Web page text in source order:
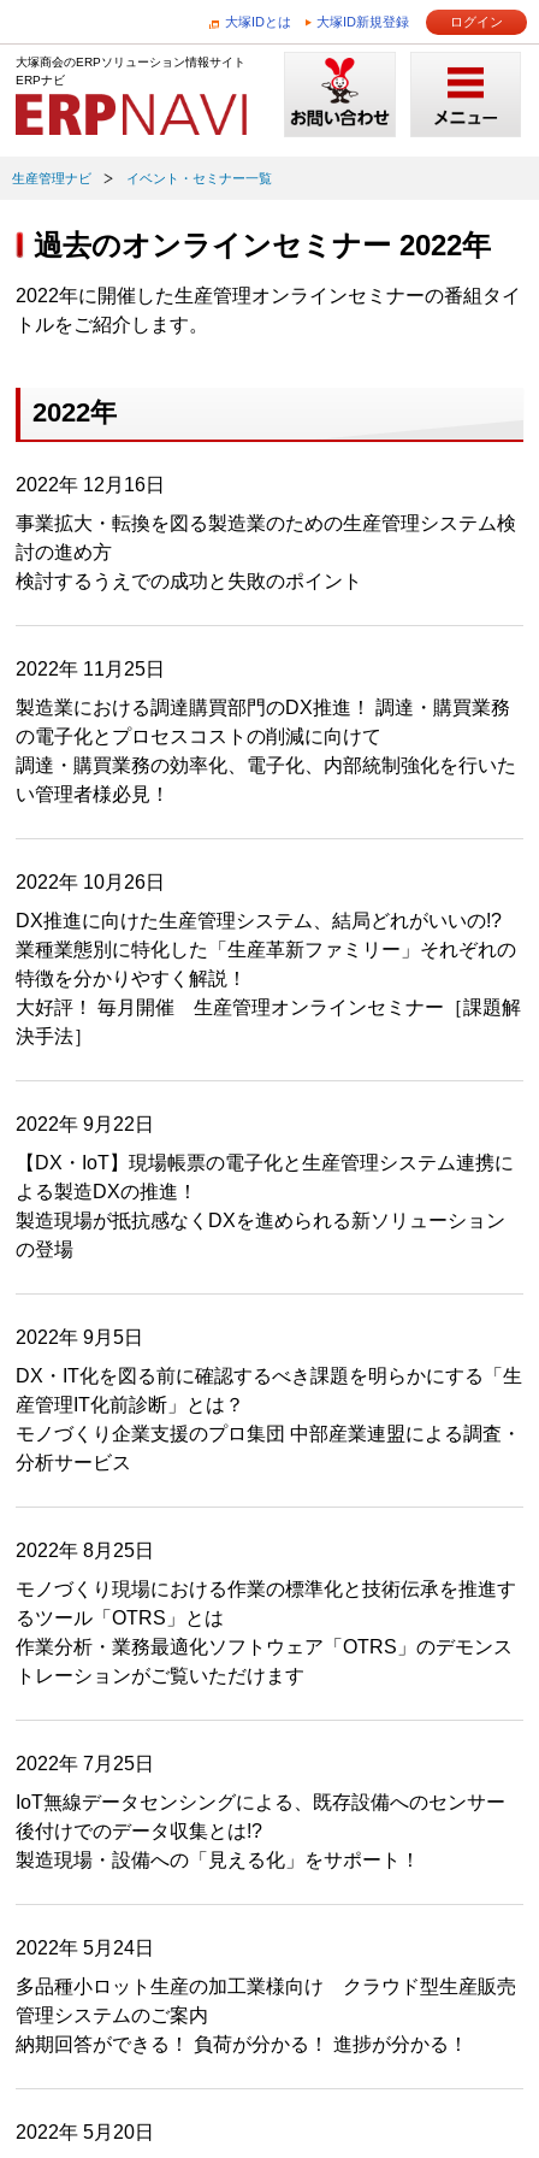
大塚IDとは 大塚ID新規登録 ログイン
大塚商会のERPソリューション情報サイト
ERPナビ
生産管理ナビ イベント・セミナー一覧
過去のオンラインセミナー 2022年
2022年に開催した生産管理オンラインセミナーの番組タイ
トルをご紹介します。
2022年
2022年 12月16日
事業拡大・転換を図る製造業のための生産管理システム検
討の進め方
検討するうえでの成功と失敗のポイント
2022年 11月25日
製造業における調達購買部門のDX推進！ 調達・購買業務
の電子化とプロセスコストの削減に向けて
調達・購買業務の効率化、電子化、内部統制強化を行いた
い管理者様必見！
2022年 10月26日
DX推進に向けた生産管理システム、結局どれがいいの!?
業種業態別に特化した「生産革新ファミリー」それぞれの
特徴を分かりやすく解説！
大好評！ 毎月開催 生産管理オンラインセミナー［課題解
決手法］
2022年 9月22日
【DX・IoT】現場帳票の電子化と生産管理システム連携に
よる製造DXの推進！
製造現場が抵抗感なくDXを進められる新ソリューション
の登場
2022年 9月5日
DX・IT化を図る前に確認するべき課題を明らかにする「生
産管理IT化前診断」とは？
モノづくり企業支援のプロ集団 中部産業連盟による調査・
分析サービス
2022年 8月25日
モノづくり現場における作業の標準化と技術伝承を推進す
るツール「OTRS」とは
作業分析・業務最適化ソフトウェア「OTRS」のデモンス
トレーションがご覧いただけます
2022年 7月25日
IoT無線データセンシングによる、既存設備へのセンサー
後付けでのデータ収集とは!?
製造現場・設備への「見える化」をサポート！
2022年 5月24日
多品種小ロット生産の加工業様向け クラウド型生産販売
管理システムのご案内
納期回答ができる！ 負荷が分かる！ 進捗が分かる！
2022年 5月20日